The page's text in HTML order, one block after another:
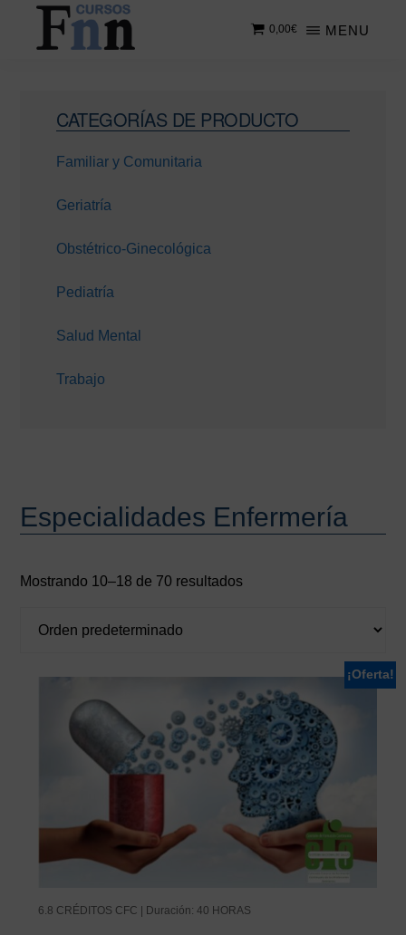
Saltar
contenido
Saltar
cursos
online
MENU
0,00€
Especialidades Enfermería
Mostrando 10–18 de 70 resultados
¡Oferta!
6.8 CRÉDITOS CFC | Duración: 40 HORAS
Barra
lateral
principal
CATEGORÍAS DE PRODUCTO
Familiar y Comunitaria
Geriatría
Obstétrico-Ginecológica
Pediatría
Salud Mental
Trabajo